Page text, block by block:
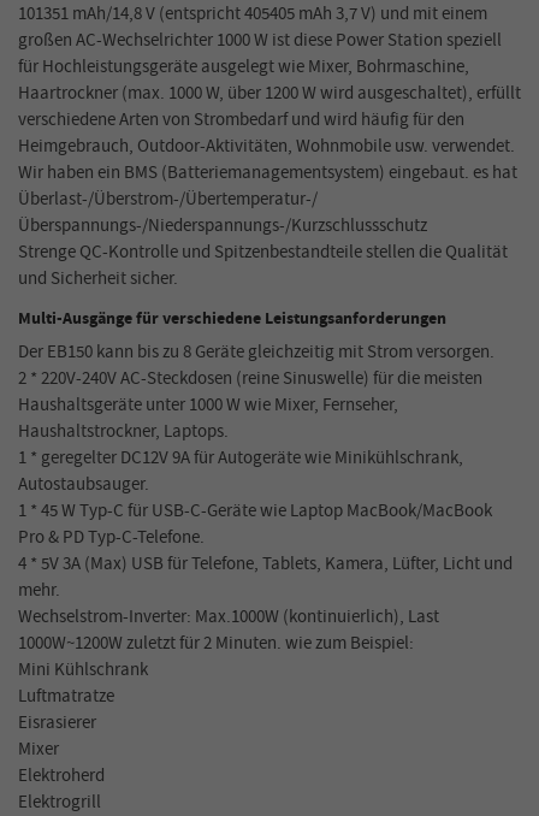
101351 mAh/14,8 V (entspricht 405405 mAh 3,7 V) und mit einem
großen AC-Wechselrichter 1000 W ist diese Power Station speziell
für Hochleistungsgeräte ausgelegt wie Mixer, Bohrmaschine,
Haartrockner (max. 1000 W, über 1200 W wird ausgeschaltet), erfüllt
verschiedene Arten von Strombedarf und wird häufig für den
Heimgebrauch, Outdoor-Aktivitäten, Wohnmobile usw. verwendet.
Wir haben ein BMS (Batteriemanagementsystem) eingebaut. es hat
Überlast-/Überstrom-/Übertemperatur-/
Überspannungs-/Niederspannungs-/Kurzschlussschutz
Strenge QC-Kontrolle und Spitzenbestandteile stellen die Qualität
und Sicherheit sicher.
Multi-Ausgänge für verschiedene Leistungsanforderungen
Der EB150 kann bis zu 8 Geräte gleichzeitig mit Strom versorgen.
2 * 220V-240V AC-Steckdosen (reine Sinuswelle) für die meisten
Haushaltsgeräte unter 1000 W wie Mixer, Fernseher,
Haushaltstrockner, Laptops.
1 * geregelter DC12V 9A für Autogeräte wie Minikühlschrank,
Autostaubsauger.
1 * 45 W Typ-C für USB-C-Geräte wie Laptop MacBook/MacBook
Pro & PD Typ-C-Telefone.
4 * 5V 3A (Max) USB für Telefone, Tablets, Kamera, Lüfter, Licht und
mehr.
Wechselstrom-Inverter: Max.1000W (kontinuierlich), Last
1000W~1200W zuletzt für 2 Minuten. wie zum Beispiel:
Mini Kühlschrank
Luftmatratze
Eisrasierer
Mixer
Elektroherd
Elektrogrill